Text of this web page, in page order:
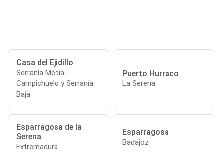
Casa del Ejidillo
Serranía Media-
Campichuelo y Serranía
Baja
Puerto Hurraco
La Serena
Esparragosa de la
Serena
Extremadura
Esparragosa
Badajoz